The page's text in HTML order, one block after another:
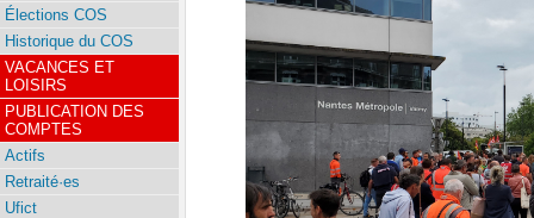
Élections COS
Historique du COS
VACANCES ET
LOISIRS
PUBLICATION DES
COMPTES
Actifs
Retraité·es
Ufict